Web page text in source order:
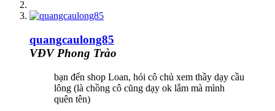
quangcaulong85
VĐV Phong Trào
bạn đến shop Loan, hỏi cô chủ xem thầy dạy cầu
lông (là chồng cô cũng dạy ok lắm mà mình
quên tên)